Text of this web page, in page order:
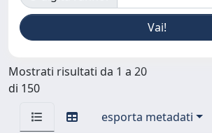
Mostrati risultati da 1 a 20
di 150
esporta metadati